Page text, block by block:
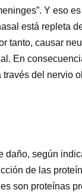
Y eso
está repleta
tanto, causar
En
del nervio
daño, según
de las
son proteínas